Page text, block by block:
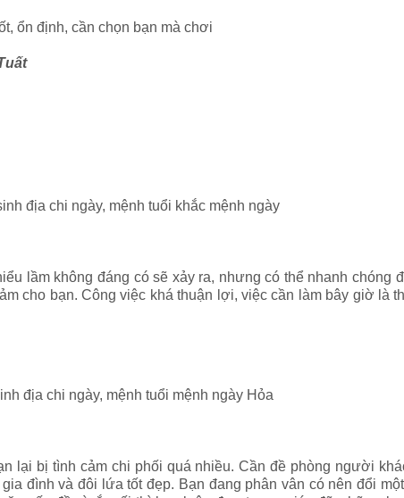
ổn định, cần chọn bạn mà chơi
địa chi ngày, mệnh tuổi khắc mệnh ngày
lầm không đáng có sẽ xảy ra, nhưng có thể nhanh chóng
cho bạn. Công việc khá thuận lợi, việc cần làm bây giờ là
địa chi ngày, mệnh tuổi mệnh ngày Hỏa
lại bị tình cảm chi phối quá nhiều. Cần đề phòng người
đình và đôi lứa tốt đẹp. Bạn đang phân vân có nên đổi